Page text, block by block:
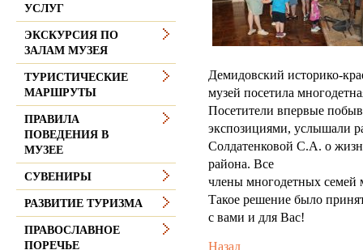
Демидовский историко-
музей посетила
Посетители впервые
экспозициями, услышали
Солдатенковой С.А. о
района. Все
члены многодетных семей
Такое решение было
с вами и для Вас!
Назад
УСЛУГ
ЭКСКУРСИЯ ПО
ЗАЛАМ МУЗЕЯ
ТУРИСТИЧЕСКИЕ
МАРШРУТЫ
ПРАВИЛА
ПОВЕДЕНИЯ В
МУЗЕЕ
СУВЕНИРЫ
РАЗВИТИЕ ТУРИЗМА
ПРАВОСЛАВНОЕ
ПОРЕЧЬЕ